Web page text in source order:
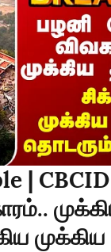
|
முக்கிய